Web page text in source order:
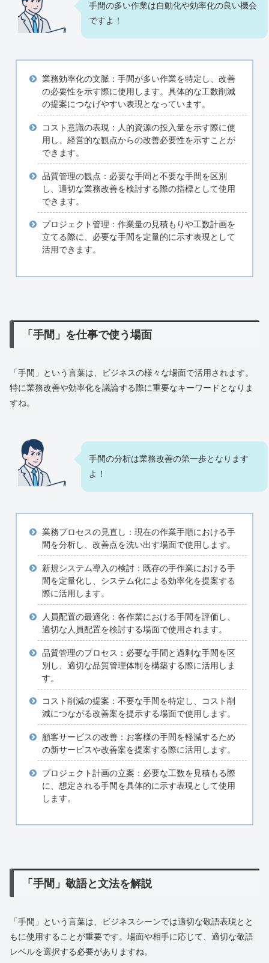
手間の多い作業は自動化や効率化の良い機会
ですよ！
業務効率化の文脈：手間が多い作業を特定し、改善
の必要性を示す際に使用します。具体的な工数削減
の提案につなげやすい表現となっています。
コスト意識の表現：人的資源の投入量を示す際に使
用し、経営的な観点からの改善必要性を示すことが
できます。
品質管理の観点：必要な手間と不要な手間を区別
し、適切な業務改善を検討する際の指標として使用
できます。
プロジェクト管理：作業量の見積もりや工数計画を
立てる際に、必要な手間を定量的に示す表現として
活用できます。
「手間」を仕事で使う場面
「手間」という言葉は、ビジネスの様々な場面で活用されます。
特に業務改善や効率化を議論する際に重要なキーワードとなりま
すね。
手間の分析は業務改善の第一歩となります
よ！
業務プロセスの見直し：現在の作業手順における手
間を分析し、改善点を洗い出す場面で使用します。
新規システム導入の検討：既存の手作業における手
間を定量化し、システム化による効率化を提案する
際に活用します。
人員配置の最適化：各作業における手間を評価し、
適切な人員配置を検討する場面で使用されます。
品質管理のプロセス：必要な手間と過剰な手間を区
別し、適切な品質管理体制を構築する際に活用しま
す。
コスト削減の提案：不要な手間を特定し、コスト削
減につながる改善案を提示する場面で使用します。
顧客サービスの改善：お客様の手間を軽減するため
の新サービスや改善案を提案する際に活用します。
プロジェクト計画の立案：必要な工数を見積もる際
に、想定される手間を具体的に示す表現として使用
します。
「手間」敬語と文法を解説
「手間」という言葉は、ビジネスシーンでは適切な敬語表現とと
もに使用することが重要です。場面や相手に応じて、適切な敬語
レベルを選択する必要がありますね。